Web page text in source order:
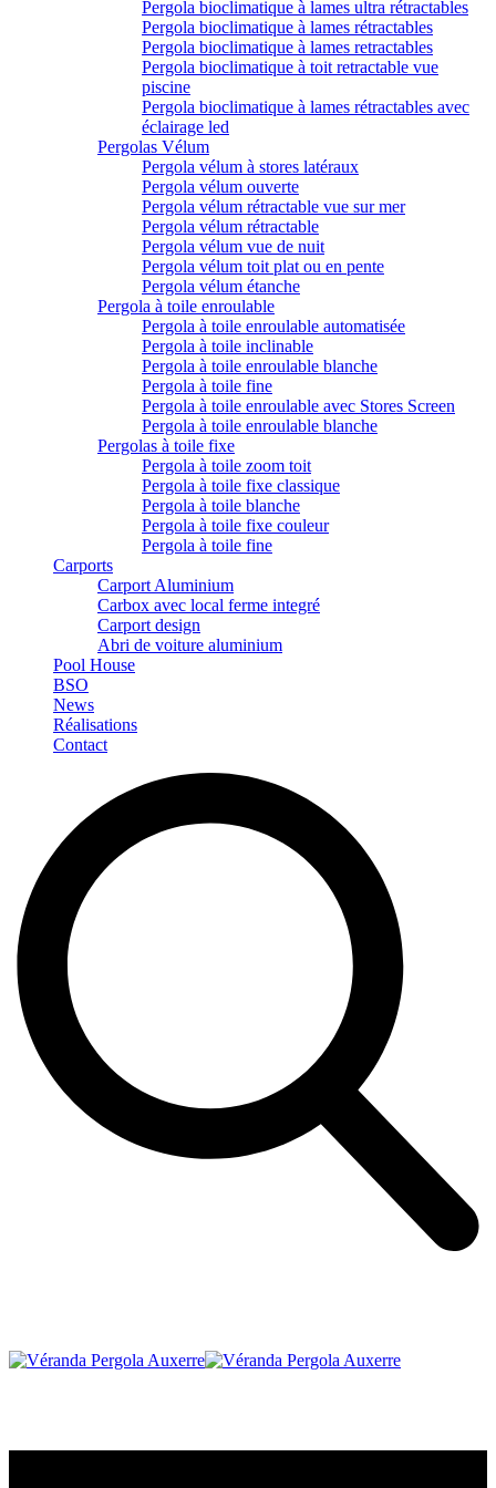
Pergola bioclimatique à lames ultra rétractables
Pergola bioclimatique à lames rétractables
Pergola bioclimatique à lames retractables
Pergola bioclimatique à toit retractable vue
piscine
Pergola bioclimatique à lames rétractables avec
éclairage led
Pergolas Vélum
Pergola vélum à stores latéraux
Pergola vélum ouverte
Pergola vélum rétractable vue sur mer
Pergola vélum rétractable
Pergola vélum vue de nuit
Pergola vélum toit plat ou en pente
Pergola vélum étanche
Pergola à toile enroulable
Pergola à toile enroulable automatisée
Pergola à toile inclinable
Pergola à toile enroulable blanche
Pergola à toile fine
Pergola à toile enroulable avec Stores Screen
Pergola à toile enroulable blanche
Pergolas à toile fixe
Pergola à toile zoom toit
Pergola à toile fixe classique
Pergola à toile blanche
Pergola à toile fixe couleur
Pergola à toile fine
Carports
Carport Aluminium
Carbox avec local ferme integré
Carport design
Abri de voiture aluminium
Pool House
BSO
News
Réalisations
Contact